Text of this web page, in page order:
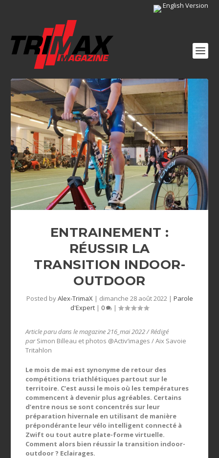
English Version
ENTRAINEMENT :
RÉUSSIR LA
TRANSITION INDOOR-
OUTDOOR
Posted byAlex-TrimaX| dimanche 28 août 2022| Parole
d'Expert | 0 |
Article paru dans le magazine 216_mai 2022 / Rédigé
parSimon Billeau et photos @Activ’images / Aix Savoie
Tritahlon
Le mois de mai est synonyme de retour des
compétitions triathlétiques partout sur le
territoire. C’est aussi le mois où les températures
commencent à devenir plus agréables. Certains
d’entre nous se sont concentrés sur leur
préparation hivernale en utilisant de manière
prépondérante leur vélo intelligent connecté à
Zwift ou tout autre plate-forme virtuelle.
Comment alors bien réussir la transition indoor-
outdoor ? Eclairages.